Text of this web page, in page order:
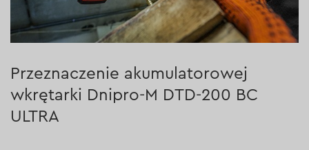
Przeznaczenie akumulatorowej
wkrętarki Dnipro-M DTD-200 BC
ULTRA